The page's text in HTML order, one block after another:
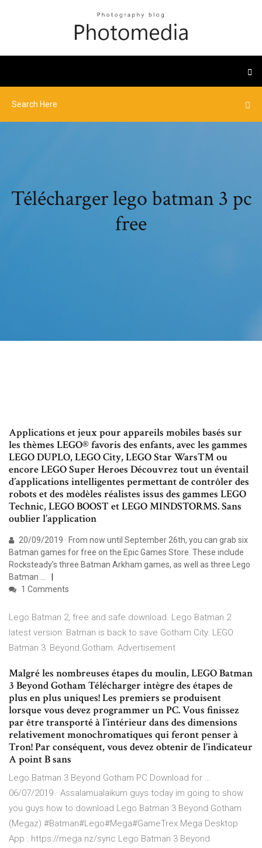
Télécharger lego batman 3 pc
free
Applications et jeux pour appareils mobiles basés sur
les thèmes LEGO® favoris des enfants, avec les gammes
LEGO DUPLO, LEGO City, LEGO Star Wars™ ou
encore LEGO Super Heroes Découvrez tout un éventail
d’applications intelligentes permettant de contrôler des
robots et des modèles réalistes issus des gammes LEGO
Technic, LEGO BOOST et LEGO MINDSTORMS. Sans
oublier l’application
20/09/2019 · From now until September 26th, you can grab six
Batman games for free on the Epic Games Store. These include
Rocksteady’s three Batman Arkham games, as well as three Lego
Batman …
1 Comments
Lego Batman 2, free and safe download. Lego Batman 2
latest version: Batman is back to save Gotham City. LEGO
Batman 3: Beyond Gotham. Advertisement
Malgré les nombreuses étapes du moulin, LEGO Batman
3 Beyond Gotham Télécharger intègre des étapes de
plus en plus uniques! Les premiers se produisent
lorsque vous devez programmer un PC. Vous finissez
par être transporté à l’intérieur dans des dimensions
relativement monochromatiques qui feront penser à
Tron! Par conséquent, vous devez obtenir de l’indicateur
A point B sans
Lego Batman 3 Beyond Gotham PC Download for …
06/07/2019 · Assalamualaikum guys today im going to show
you guys how to download Lego Batman 3 Beyond Gotham
(Megaz) #Batman#Lego#Mega#GameTrex Mega Desktop
App : https://mega.nz/sync Lego Batman 3 Beyond